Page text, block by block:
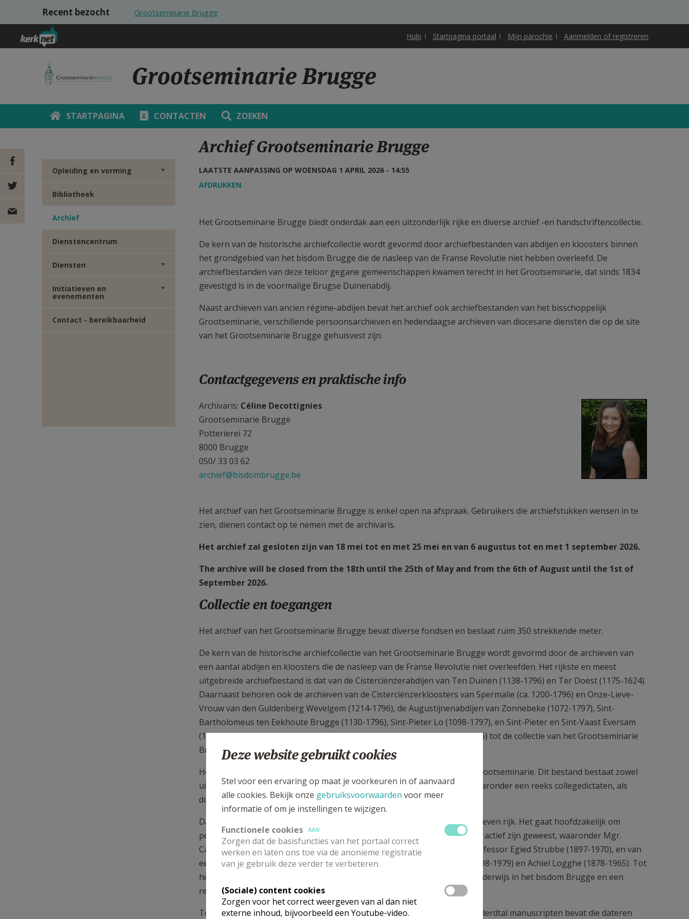
Overslaan en naar de inhoud gaan
Recent bezocht Grootseminarie Brugge
Hulp Startpagina portaal Mijn parochie Aanmelden of registreren
Grootseminarie Brugge
STARTPAGINA CONTACTEN ZOEKEN
DEEL OP
FACEBOOK
DEEL OP
Opleiding en vorming
Bibliotheek
Archief
Dienstencentrum
Diensten
Initiatieven en
evenementen
Contact - bereikbaarheid
Archief Grootseminarie Brugge
LAATSTE AANPASSING OP WOENSDAG 1 APRIL 2026 - 14:55
AFDRUKKEN
Het Grootseminarie Brugge biedt onderdak aan een uitzonderlijk rijke en diverse archief -en handschriftencollectie.
De kern van de historische archiefcollectie wordt gevormd door archiefbestanden van abdijen en kloosters binnen
het grondgebied van het bisdom Brugge die de nasleep van de Franse Revolutie niet hebben overleefd. De
archiefbestanden van deze teloor gegane gemeenschappen kwamen terecht in het Grootseminarie, dat sinds 1834
gevestigd is in de voormalige Brugse Duinenabdij.
Naast archieven van ancien régime-abdijen bevat het archief ook archiefbestanden van het bisschoppelijk
Grootseminarie, verschillende persoonsarchieven en hedendaagse archieven van diocesane diensten die op de site
van het Grootseminarie Brugge gehuisvest zijn.
Contactgegevens en praktische info
Decottignies Céline.jpg
Archivaris: Céline Decottignies
Grootseminarie Brugge
Potterierei 72
8000 Brugge
050/ 33 03 62
archief@bisdombrugge.be
Het archief van het Grootseminarie Brugge is enkel open na afspraak. Gebruikers die archiefstukken wensen in te
zien, dienen contact op te nemen met de archivaris.
Het archief zal gesloten zijn van 18 mei tot en met 25 mei en van 6 augustus tot en met 1 september 2026.
The archive will be closed from the 18th until the 25th of May and from the 6th of August until the 1st of
September 2026.
Collectie en toegangen
Het archief van het Grootseminarie Brugge bevat diverse fondsen en beslaat ruim 350 strekkende meter.
De kern van de historische archiefcollectie van het Grootseminarie Brugge wordt gevormd door de archieven van
een aantal abdijen en kloosters die de nasleep van de Franse Revolutie niet overleefden. Het rijkste en meest
uitgebreide archiefbestand is dat van de Cisterciënzerabdijen van Ten Duinen (1138-1796) en Ter Doest (1175-1624).
Daarnaast behoren ook de archieven van de Cisterciënzerkloosters van Spermalie (ca. 1200-1796) en Onze-Lieve-
Vrouw van den Guldenberg Wevelgem (1214-1796), de Augustijnenabdijen van Zonnebeke (1072-1797), Sint-
Bartholomeus ten Eekhoute Brugge (1130-1796), Sint-Pieter Lo (1098-1797), en Sint-Pieter en Sint-Vaast Eversam
(1091-1794), en de oude Benedictijnenabdij van Sint-Andries (ca. 1100-1796) tot de collectie van het Grootseminarie
Brugge.
Het archief bevat verder ook het archiefbestand van het bisschoppelijk Grootseminarie. Dit bestand bestaat zowel
uit archiefstukken van het oude bisschoppelijk seminarie (18de eeuw), waaronder een reeks collegedictaten, als
documenten van het in 1834 heropgerichte Grootseminarie.
Daarnaast is het Grootseminarie Brugge ook een dertigtal persoonsarchieven rijk. Het gaat hoofdzakelijk om
persoonlijke papieren van professoren die in en rond het Grootseminarie actief zijn geweest, waaronder Mgr.
Camiel Callewaert (1866-1943), kannunik Paul Declerck (1922-1981) en professor Egied Strubbe (1897-1970), en van
een aantal priesters, waaronder Karel Dubois (1895-1956), José Lowie (1898-1979) en Achiel Logghe (1878-1965). Tot
het archief behoren ook een reeks conferentieverslagen van het lager onderwijs in het bisdom Brugge en een
reeks betreffende lokale missiebonden.
Tot slot is er de indrukwekkende handschriftencollectie, dat een tweehonderdtal manuscripten bevat die dateren
Deze website gebruikt cookies
Stel voor een ervaring op maat je voorkeuren in of aanvaard
alle cookies. Bekijk onze gebruiksvoorwaarden voor meer
informatie of om je instellingen te wijzigen.
Functionele cookies
AAN
Zorgen dat de basisfuncties van het portaal correct
werken en laten ons toe via de anonieme registratie
van je gebruik deze verder te verbeteren.
(Sociale) content cookies
Zorgen voor het correct weergeven van al dan niet
externe inhoud, bijvoorbeeld een Youtube-video.